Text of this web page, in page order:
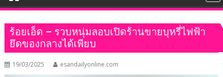
ร้อยเอ็ด – รวบหนุ่มลอบเปิดร้านขายบุหรี่ไฟฟ้า
ยึดของกลางได้เพียบ
19/03/2025 esandailyonline.com